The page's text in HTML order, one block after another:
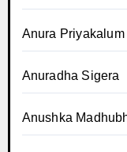
Anura Priyakalum
Anuradha Sigera
Anushka